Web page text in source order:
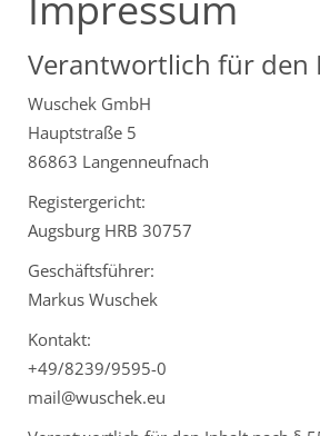
Verantwortlich für den
Wuschek GmbH
Hauptstraße 5
86863 Langenneufnach
Registergericht:
Augsburg HRB 30757
Geschäftsführer:
Markus Wuschek
Kontakt:
+49/8239/9595-0
mail@wuschek.eu